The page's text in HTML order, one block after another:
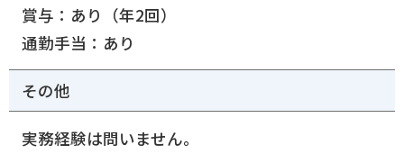
賞与：あり（年2回）
通勤手当：あり
その他
実務経験は問いません。